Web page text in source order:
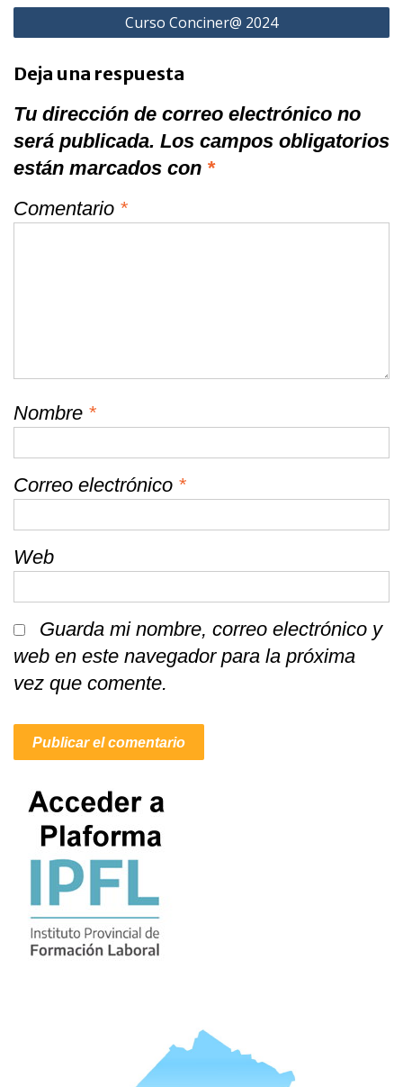
Curso Conciner@ 2024
Deja una respuesta
Tu dirección de correo electrónico no
será publicada. Los campos obligatorios
están marcados con *
Comentario *
Nombre *
Correo electrónico *
Web
Guarda mi nombre, correo electrónico y
web en este navegador para la próxima
vez que comente.